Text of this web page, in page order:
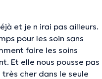
et je n irai pas ailleurs.
pour les soin sans
faire les soins
Et elle nous pousse pas
cher dans le seule